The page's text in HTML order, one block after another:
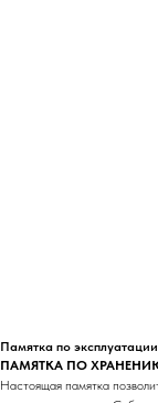
Памятка по эксплуатации
ПАМЯТКА ПО
Настоящая памятка